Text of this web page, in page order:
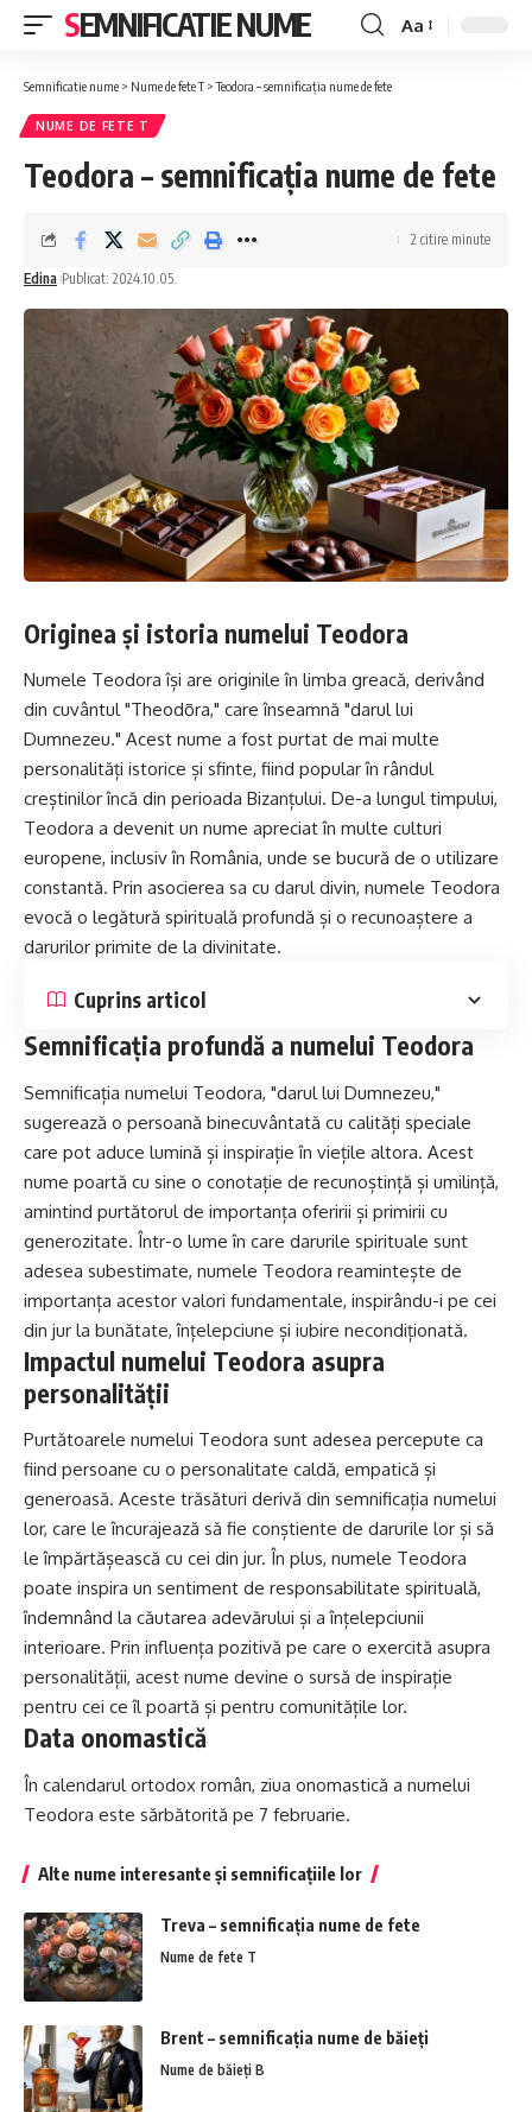
SEMNIFICATIE NUME
Font
Aa
Semnificatie nume > Nume de fete T>Teodora – semnificația nume de fete
NUME DE FETE T
Teodora – semnificația nume de fete
Edina Publicat: 2024.10.05.
2 citire minute
Originea și istoria numelui Teodora
Numele Teodora își are originile în limba greacă, derivând
din cuvântul "Theodōra," care înseamnă "darul lui
Dumnezeu." Acest nume a fost purtat de mai multe
personalități istorice și sfinte, fiind popular în rândul
creștinilor încă din perioada Bizanțului. De-a lungul timpului,
Teodora a devenit un nume apreciat în multe culturi
europene, inclusiv în România, unde se bucură de o utilizare
constantă. Prin asocierea sa cu darul divin, numele Teodora
evocă o legătură spirituală profundă și o recunoaștere a
darurilor primite de la divinitate.
Cuprins articol
Semnificația profundă a numelui Teodora
Semnificația numelui Teodora, "darul lui Dumnezeu,"
sugerează o persoană binecuvântată cu calități speciale
care pot aduce lumină și inspirație în viețile altora. Acest
nume poartă cu sine o conotație de recunoștință și umilință,
amintind purtătorul de importanța oferirii și primirii cu
generozitate. Într-o lume în care darurile spirituale sunt
adesea subestimate, numele Teodora reamintește de
importanța acestor valori fundamentale, inspirându-i pe cei
din jur la bunătate, înțelepciune și iubire necondiționată.
Impactul numelui Teodora asupra
personalității
Purtătoarele numelui Teodora sunt adesea percepute ca
fiind persoane cu o personalitate caldă, empatică și
generoasă. Aceste trăsături derivă din semnificația numelui
lor, care le încurajează să fie conștiente de darurile lor și să
le împărtășească cu cei din jur. În plus, numele Teodora
poate inspira un sentiment de responsabilitate spirituală,
îndemnând la căutarea adevărului și a înțelepciunii
interioare. Prin influența pozitivă pe care o exercită asupra
personalității, acest nume devine o sursă de inspirație
pentru cei ce îl poartă și pentru comunitățile lor.
Data onomastică
În calendarul ortodox român, ziua onomastică a numelui
Teodora este sărbătorită pe 7 februarie.
Alte nume interesante și semnificațiile lor
Treva – semnificația nume de fete
Nume de fete T
Brent – semnificația nume de băieți
Nume de băieți B